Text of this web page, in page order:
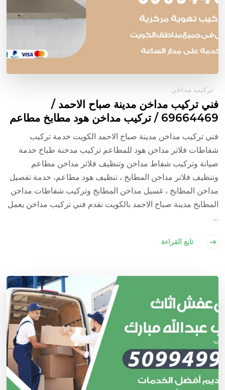
تركيب مداخن
فني تركيب مداخن مدينة صباح الاحمد /
69664469 / تركيب مداخن هود مطابخ مطاعم
فني تركيب مداخن مدينة صباح الاحمد الكويت خدمة تركيب
شفاطات فلاتر مداخن هود للمطاعم تركيب مدخنة طباخ خدمة
صيانة وتركيب شفاط مداخن وتنظيف فلاتر مداخن مطاعم
وتنظيف فلاتر مداخن المطابخ ، تنظيف هود مطاعم، خدمة تفصيل
مداخن المطابخ ، غسيل مداخن المطابخ وتركيب شفاطات مداخن
المطابخ مدينة صباح الاحمد بالكويت نقدم فني تركيب مداخن يعمل
…
تابع القراءة